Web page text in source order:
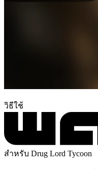
วิธีใช้
สำหรับ Drug Lord Tycoon